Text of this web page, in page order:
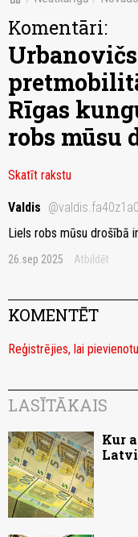
Komentāri:
Rīgas
robs mūsu
Skatīt rakstu
Valdis
Liels robs mūsu drošībā
26.sep 2025 Atbildēt
KOMENTĒT
Reģistrējies, lai
LASĪTĀKAIS
Kur